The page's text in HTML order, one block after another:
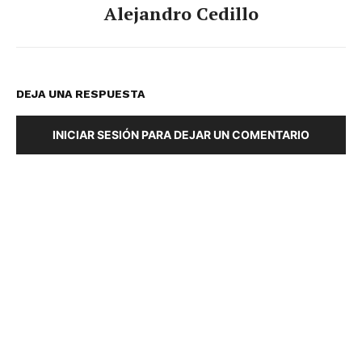
Alejandro Cedillo
DEJA UNA RESPUESTA
INICIAR SESIÓN PARA DEJAR UN COMENTARIO